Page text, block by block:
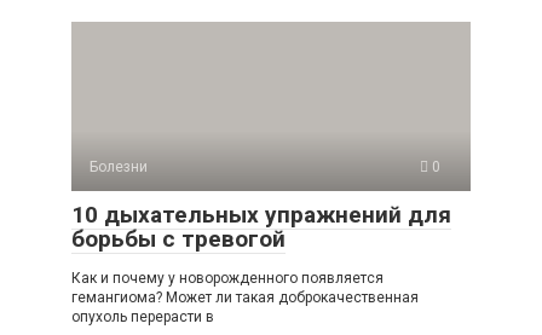
Болезни 0
10 дыхательных упражнений для
борьбы с тревогой
Как и почему у новорожденного появляется
гемангиома? Может ли такая доброкачественная
опухоль перерасти в